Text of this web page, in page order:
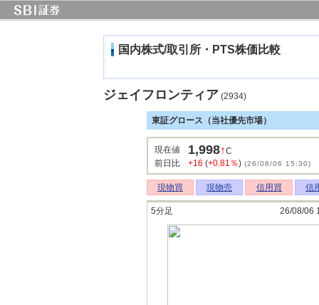
国内株式/取引所・PTS株価比較
ジェイフロンティア (2934)
東証グロース（当社優先市場）
現在値 1,998↑C
前日比
+16 (+0.81％) (26/08/06 15:30)
現物買 現物売 信用買 信
5分足 26/08/06